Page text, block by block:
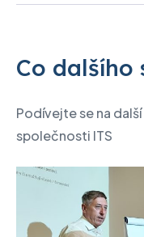
Co dalšího
Podívejte se na
společnosti ITS